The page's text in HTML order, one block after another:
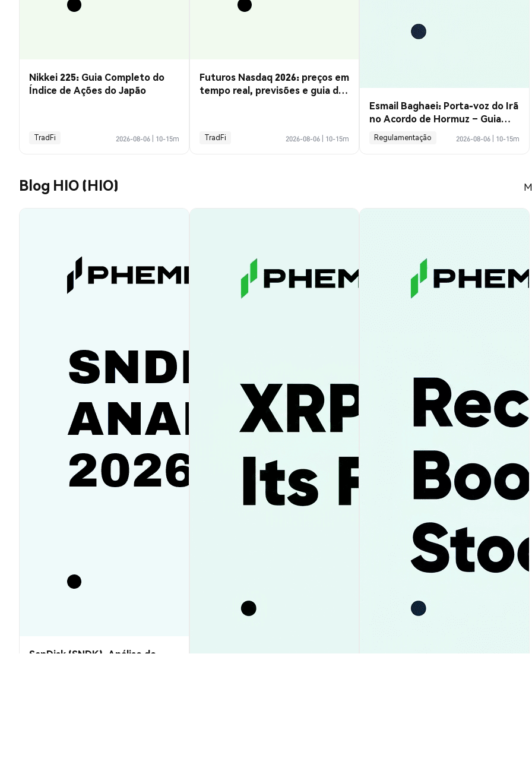
Nikkei 225: Guia Completo do
Índice de Ações do Japão
TradFi 2026-08-06 10-15m
Futuros Nasdaq 2026: preços em
tempo real, previsões e guia de
TradFi 2026-08-06 10-15m
Esmail Baghaei: Porta-voz do Irã
no Acordo de Hormuz – Guia
Completo
Regulamentação 2026-08-06 10-15m
Blog HIO (HIO)
SanDisk (SNDK): Análise de